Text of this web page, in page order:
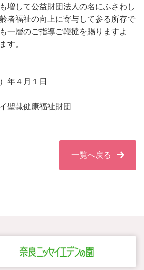
増して公益財団法人の名にふさわし
者福祉の向上に寄与して参る所存で
一層のご指導ご鞭撻を賜りますよ
す。
年４月１日
聖隷健康福祉財団
一覧へ戻る